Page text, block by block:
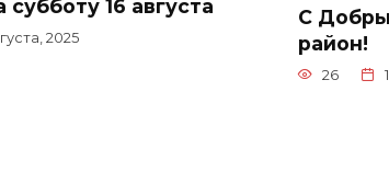
субботу 16 августа
2025
С
район!
26